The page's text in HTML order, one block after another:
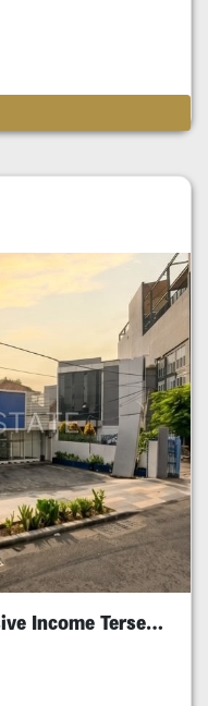
Jalan Arjuno Komersil Passive Income Tersewa